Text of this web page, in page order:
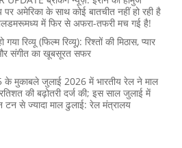
अमेरिका के साथ कोई बातचीत नहीं हो रही है
में फिर से अफरा-तफरी मच गई है!
गया रिव्यू (फिल्म रिव्यू): रिश्तों की मिठास, प्यार
संगीत का खूबसूरत सफर
मुकाबले जुलाई 2026 में भारतीय रेल ने माल
की बढ़ोतरी दर्ज की; इस साल जुलाई में
टन से ज्‍यादा माल ढुलाई: रेल मंत्रालय